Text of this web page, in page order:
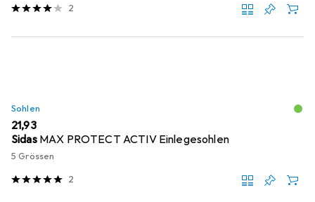
2
Sohlen
EUR
21,93
Sidas MAX PROTECT ACTIV Einlegesohlen
5 Grössen
2